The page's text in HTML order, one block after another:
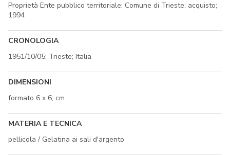
Proprietà Ente pubblico territoriale; Comune di Trieste; acquisto;
1994
CRONOLOGIA
1951/10/05; Trieste; Italia
DIMENSIONI
formato 6 x 6; cm
MATERIA E TECNICA
pellicola / Gelatina ai sali d'argento